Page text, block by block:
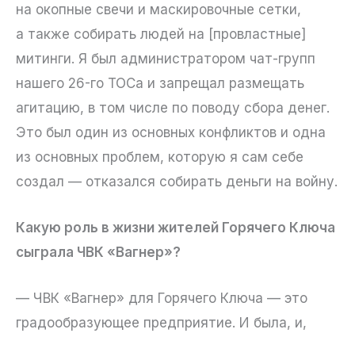
на окопные свечи и маскировочные сетки,
а также собирать людей на [провластные]
митинги. Я был администратором чат-групп
нашего 26-го ТОСа и запрещал размещать
агитацию, в том числе по поводу сбора денег.
Это был один из основных конфликтов и одна
из основных проблем, которую я сам себе
создал — отказался собирать деньги на войну.
Какую роль в жизни жителей Горячего Ключа
сыграла ЧВК «Вагнер»?
— ЧВК «Вагнер» для Горячего Ключа — это
градообразующее предприятие. И была, и,